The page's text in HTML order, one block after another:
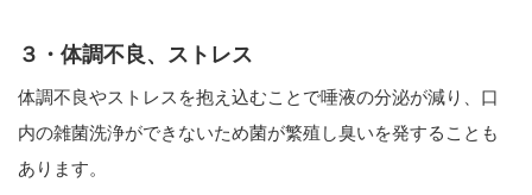
３・体調不良、ストレス
体調不良やストレスを抱え込むことで唾液の分泌が減り、口
内の雑菌洗浄ができないため菌が繁殖し臭いを発することも
あります。